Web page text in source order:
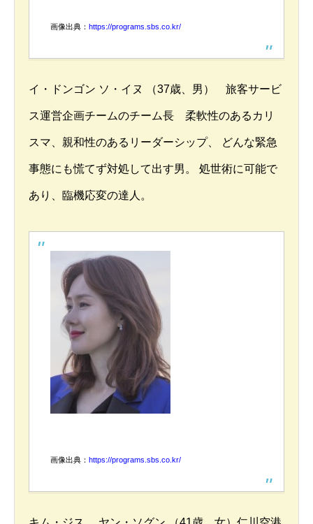
画像出典： https://programs.sbs.co.kr/
イ・ドンゴン ソ・イヌ （37歳、男） 旅客サービ
ス運営企画チームのチーム長 柔軟性のあるカリ
スマ、親和性のあるリーダーシップ、 どんな緊急
事態にも慌てず対処して出す男。 処世術に可能で
あり、臨機応変の達人。
画像出典： https://programs.sbs.co.kr/